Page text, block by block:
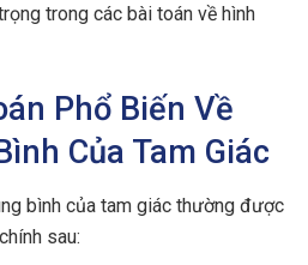
trong các bài toán về hình
Phổ Biến Về
Của Tam Giác
bình của tam giác thường được
sau: